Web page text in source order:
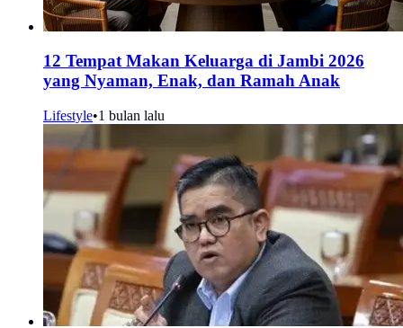
12 Tempat Makan Keluarga di Jambi 2026
yang Nyaman, Enak, dan Ramah Anak
Lifestyle•1 bulan lalu